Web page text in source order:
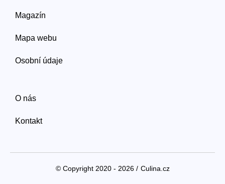
Magazín
Mapa webu
Osobní údaje
O nás
Kontakt
© Copyright 2020 - 2026 / Culina.cz